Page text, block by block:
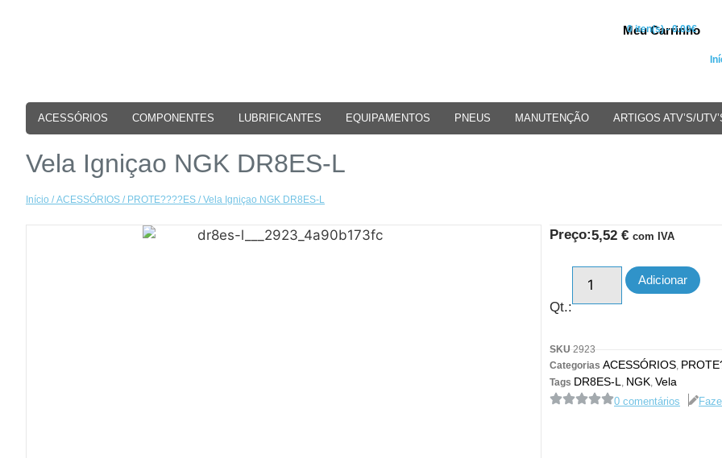
Meu Carrinho
0 iten(s) - 0.00€
ACESSÓRIOS COMPONENTES LUBRIFICANTES EQUIPAMENTOS PNEUS MANUTENÇÃO ARTIGOS ATV’S/
Vela Igniçao NGK DR8ES-L
Início /ACESSÓRIOS / PROTE????ES / Vela Igniçao NGK DR8ES-L
Preço:5,52 € com IVA
Qt.:
Adicionar
SKU 2923
Categorias ACESSÓRIOS
Tags DR8ES-L NGK Vela
0 comentários